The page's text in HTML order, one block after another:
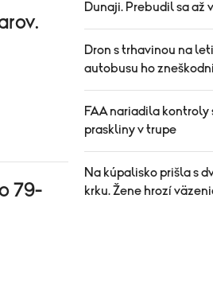
79-
Dunaji. Prebudil sa až
Dron s trhavinou na
autobusu ho
FAA nariadila
praskliny v trupe
Na kúpalisko prišla s
krku. Žene hrozí